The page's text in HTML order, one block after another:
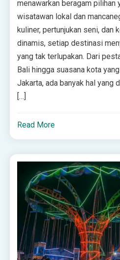
menawarkan beragam pilihan
wisatawan lokal dan
kuliner, pertunjukan seni, dan
dinamis, setiap destinasi
yang tak terlupakan. Dari
Bali hingga suasana kota
Jakarta, ada banyak hal yang
[…]
Read More